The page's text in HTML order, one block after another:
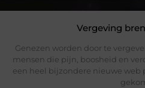
Vergeving
Genezen worden door te
mensen die pijn, boosheid en
een heel bijzondere nieuwe